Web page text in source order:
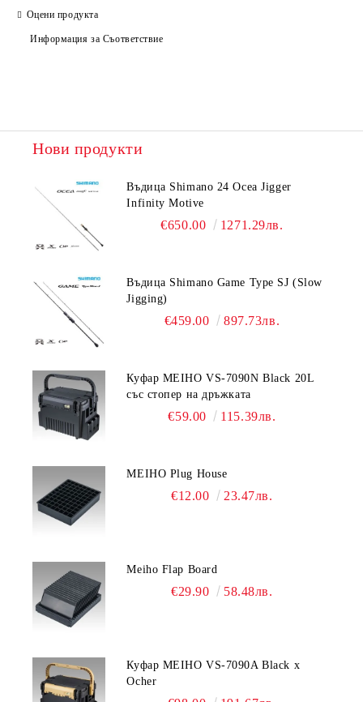
Оцени продукта
Информация за Съответствие
Нови продукти
Въдица Shimano 24 Ocea Jigger
Infinity Motive
€650.00 1271.29лв.
Въдица Shimano Game Type SJ (Slow
Jigging)
€459.00 897.73лв.
Куфар MEIHO VS-7090N Black 20L
със стопер на дръжката
€59.00 115.39лв.
MEIHO Plug House
€12.00 23.47лв.
Meiho Flap Board
€29.90 58.48лв.
Куфар MEIHO VS-7090A Black x
Ocher